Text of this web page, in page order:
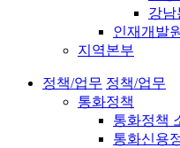
강남
인재개발원
지역본부
정책/업무 정책/업무
통화정책
통화정책
통화신용